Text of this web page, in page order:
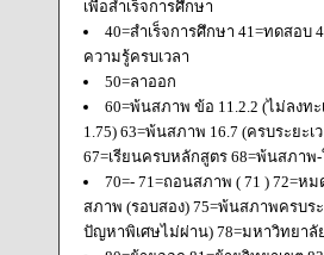
เพื่อสำเร็จการศึกษา
40=สำเร็จการศึกษา 41=ทดสอบ
ความรู้ครบเวลา
50=ลาออก
60=พ้นสภาพ ข้อ 11.2.2 (ไม่ลงท
1.75) 63=พ้นสภาพ 16.7 (ครบระยะ
67=เรียนครบหลักสูตร 68=พ้นสภา
70=- 71=ถอนสภาพ ( 71 ) 72=
สภาพ (รอบสอง) 75=พ้นสภาพครบ
ปัญหาพิเศษไม่ผ่าน) 78=มหาวิทยา